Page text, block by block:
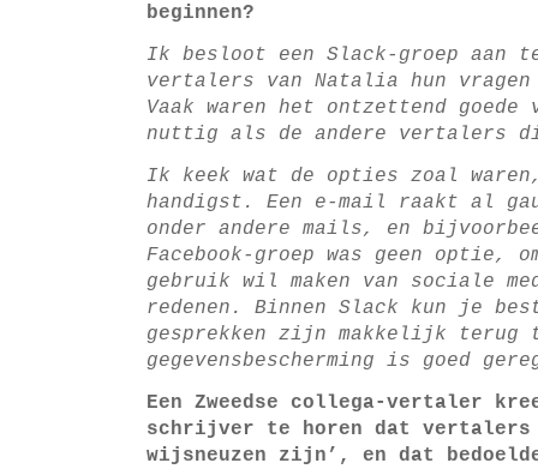
beginnen?
Ik besloot een Slack-groep aan
vertalers van Natalia hun vragen
Vaak waren het ontzettend goede
nuttig als de andere vertalers
Ik keek wat de opties zoal
handigst. Een e-mail raakt al
onder andere mails, en
Facebook-groep was geen optie,
gebruik wil maken van sociale
redenen. Binnen Slack kun je
gesprekken zijn makkelijk terug
gegevensbescherming is goed
Een Zweedse collega-vertaler
schrijver te horen dat
wijsneuzen zijn’, en dat